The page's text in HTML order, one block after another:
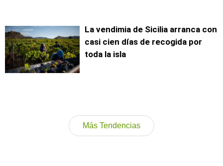
La vendimia de Sicilia arranca con
casi cien días de recogida por
toda la isla
Más Tendencias